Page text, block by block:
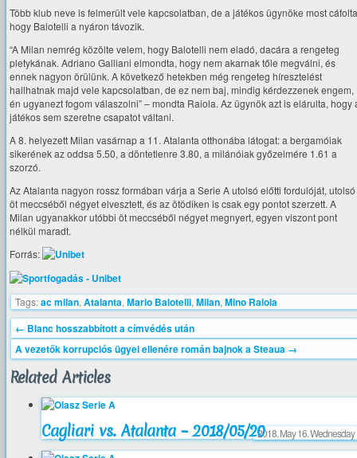
Több klub neve is felmerült vele kapcsolatban, de a játékos ügynöke most
hogy Balotelli a nyáron távozik.
“A Milan nemrég közölte velem, hogy Balotelli nem eladó, dacára a rengeteg
pletykának. Adriano Galliani elmondta, hogy nem akarnak tőle megválni, és
ennek nagyon örülünk. A következő hetekben még rengeteg híresztelést
hallhatnak majd vele kapcsolatban, de ez nem baj, mindig kérdezzenek engem,
én ugyanezt fogom válaszolni” – mondta Raiola. Az ügynök azt is elárulta, hogy
játékos sem szeretne csapatot váltani.
A 8. helyezett Milan vasárnap a 11. Atalanta otthonába látogat: a bergamóiak
sikerének az oddsa 5.50, a döntetlenre 3.80, a milánóiak győzelmére 1.61 a
szorzó.
Az Atalanta nagyon rossz formában várja a Serie A utolsó előtti fordulóját, utolsó
öt meccséből négyet elvesztett, és az ötödiken is csak egy pontot szerzett. A
Milan ugyanakkor utóbbi öt meccséből négyet megnyert, egyen viszont pont
nélkül maradt.
Forrás:
Tags:ac milan, Atalanta, Mario Balotelli, Milan, Mino Raiola
← Blanc hosszabbított a címvédés után
A vezetők korrupciós ügyei ellenére román bajnok a Steaua →
Related Articles
Cagliari vs. Atalanta – 2018/05/202018. May 16. Wednesday